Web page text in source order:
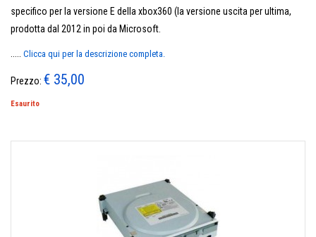
specifico per la versione E della xbox360 (la versione uscita per ultima,
prodotta dal 2012 in poi da Microsoft.
Clicca qui per la descrizione completa.
Prezzo: € 35,00
Esaurito